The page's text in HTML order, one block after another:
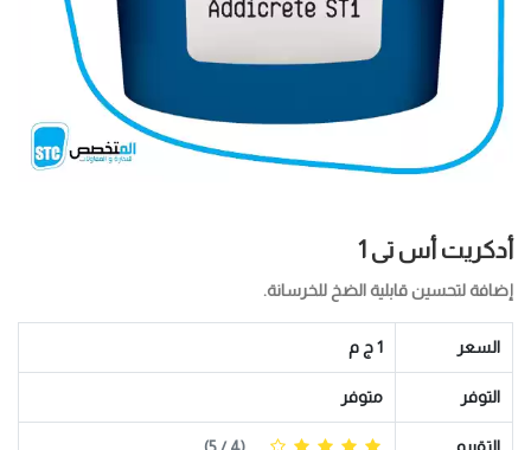
أدكريت أس تى 1
إضافة لتحسين قابلية الضخ للخرسانة.
السعر 1 ج م
التوفر متوفر